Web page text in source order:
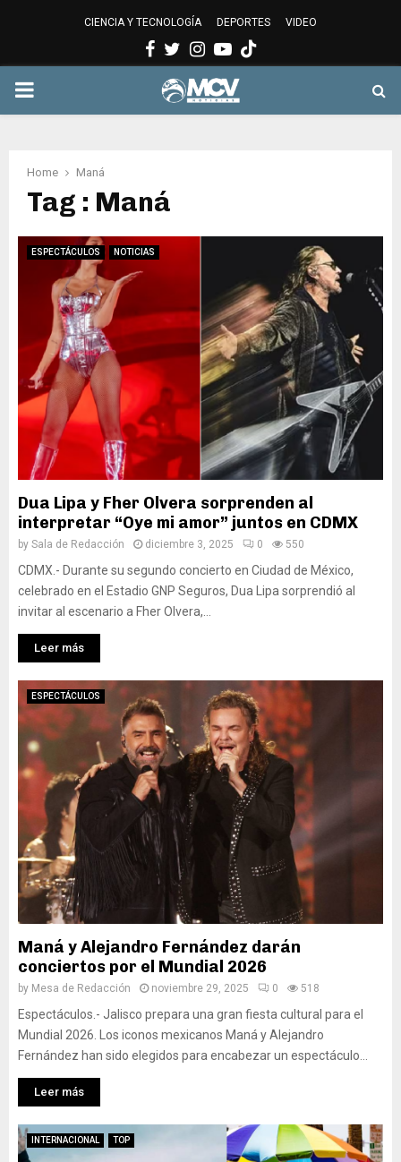
CIENCIA Y TECNOLOGÍA DEPORTES VIDEO
Facebook
Twitter
Instagram
Youtube
PRIMARY
Home Maná
Tag : Maná
ESPECTÁCULOS NOTICIAS
Dua Lipa y Fher Olvera sorprenden al
interpretar “Oye mi amor” juntos en CDMX
by Sala de Redacción diciembre 3, 2025 0 550
CDMX.- Durante su segundo concierto en Ciudad de México,
celebrado en el Estadio GNP Seguros, Dua Lipa sorprendió al
invitar al escenario a Fher Olvera,...
Leer más
ESPECTÁCULOS
Maná y Alejandro Fernández darán
conciertos por el Mundial 2026
by Mesa de Redacción noviembre 29, 2025 0 518
Espectáculos.- Jalisco prepara una gran fiesta cultural para el
Mundial 2026. Los iconos mexicanos Maná y Alejandro
Fernández han sido elegidos para encabezar un espectáculo...
Leer más
INTERNACIONAL TOP